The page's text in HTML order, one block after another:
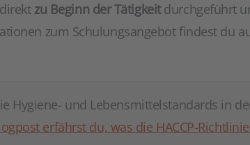
zu Beginn der Tätigkeitdurchgeführt
zum Schulungsangebot findest du
Hygiene- und Lebensmittelstandards in
erfährst du, was die HACCP-